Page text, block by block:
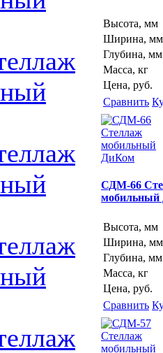
Высота, мм
Ширина, мм
Глубина, мм
Масса, кг
Цена, руб.
Сравнить
СДМ-66
Высота, мм
Ширина, мм
Глубина, мм
Масса, кг
Цена, руб.
Сравнить